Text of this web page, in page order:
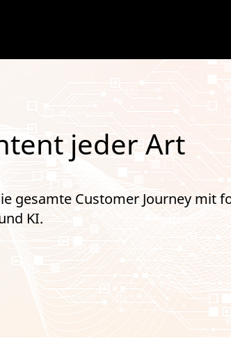
jeder Art
gesamte Customer Journey mit
KI.